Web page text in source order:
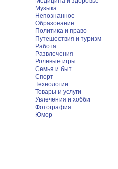
Музыка
Непознанное
Образование
Политика и право
Путешествия и туризм
Работа
Развлечения
Ролевые игры
Семья и быт
Спорт
Технологии
Товары и услуги
Увлечения и хобби
Фотография
Юмор